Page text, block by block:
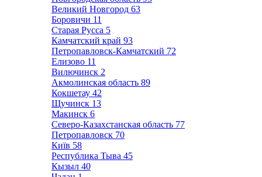
Великий Новгород 63
Боровичи 11
Старая Русса 5
Камчатский край 93
Петропавловск-Камчатский 72
Елизово 11
Вилючинск 2
Акмолинская область 89
Кокшетау 42
Щучинск 13
Макинск 6
Северо-Казахстанская область 77
Петропавловск 70
Київ 58
Республика Тыва 45
Кызыл 40